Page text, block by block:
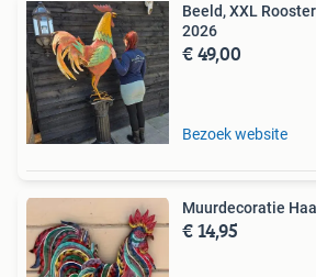
Beeld, XXL
2026
€ 49,00
Bezoek website
Muurdecoratie
€ 14,95